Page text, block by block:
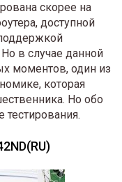
скорее на
доступной
в случае данной
моментов, один из
которая
Но обо